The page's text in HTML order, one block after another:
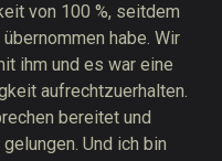
von 100 %, seitdem
habe. Wir
ihm und es war eine
aufrechtzuerhalten.
bereitet und
Und ich bin